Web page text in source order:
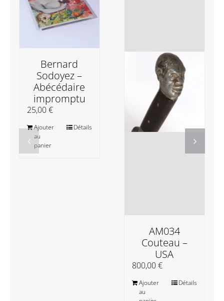
Bernard
Sodoyez –
Abécédaire
impromptu
25,00€
Ajouter
au
panier
Détails
AM034
Couteau –
USA
800,00€
Ajouter
au
Détails